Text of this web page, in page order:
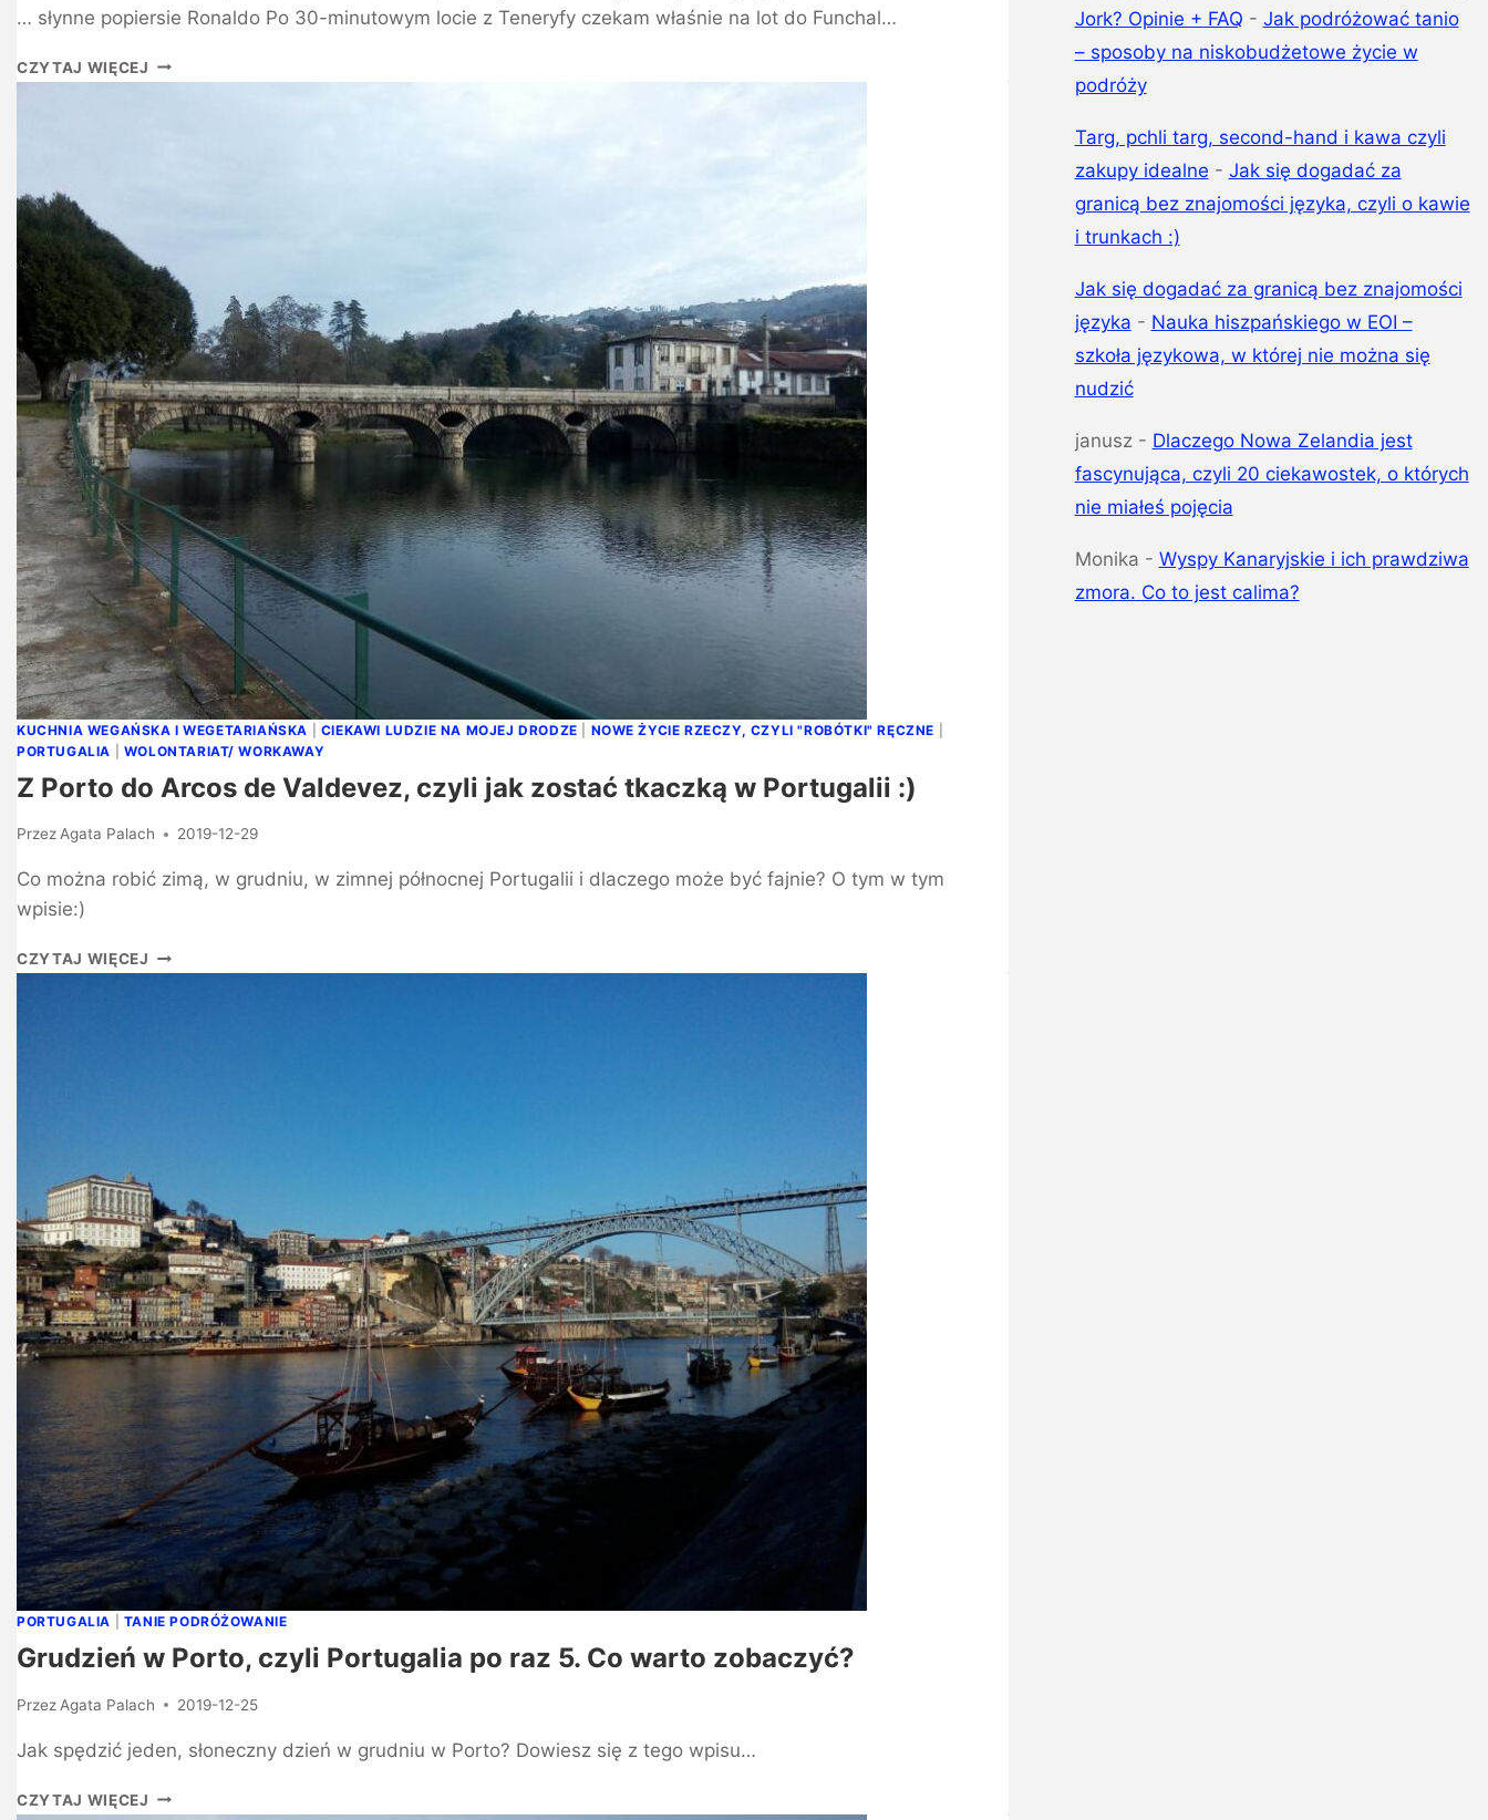
… słynne popiersie Ronaldo Po 30-minutowym locie z Teneryfy czekam właśnie na lot do Funchal…
CZYTAJ WIĘCEJ
KUCHNIA WEGAŃSKA I WEGETARIAŃSKA CIEKAWI LUDZIE NA MOJEJ DRODZE NOWE ŻYCIE RZECZY, CZYLI "ROBÓTKI" RĘCZNE
PORTUGALIA
WOLONTARIAT/ WORKAWAY
Z Porto do Arcos de Valdevez, czyli jak zostać tkaczką w Portugalii :)
Przez Agata Palach 2019-12-29
Co można robić zimą, w grudniu, w zimnej północnej Portugalii i dlaczego może być fajnie? O tym w tym
wpisie:)
CZYTAJ WIĘCEJ
PORTUGALIA TANIE PODRÓŻOWANIE
Grudzień w Porto, czyli Portugalia po raz 5. Co warto zobaczyć?
Przez Agata Palach 2019-12-25
Jak spędzić jeden, słoneczny dzień w grudniu w Porto? Dowiesz się z tego wpisu…
CZYTAJ WIĘCEJ
Jork? Opinie + FAQ - Jak podróżować tanio
– sposoby na niskobudżetowe życie w
podróży
Targ, pchli targ, second-hand i kawa czyli
zakupy idealne - Jak się dogadać za
granicą bez znajomości języka, czyli o kawie
i trunkach :)
Jak się dogadać za granicą bez znajomości
języka - Nauka hiszpańskiego w EOI –
szkoła językowa, w której nie można się
nudzić
janusz - Dlaczego Nowa Zelandia jest
fascynująca, czyli 20 ciekawostek, o których
nie miałeś pojęcia
Monika - Wyspy Kanaryjskie i ich prawdziwa
zmora. Co to jest calima?